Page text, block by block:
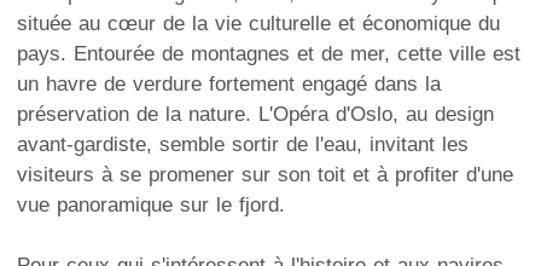
située au cœur de la vie culturelle et économique du
pays. Entourée de montagnes et de mer, cette ville est
un havre de verdure fortement engagé dans la
préservation de la nature. L'Opéra d'Oslo, au design
avant-gardiste, semble sortir de l'eau, invitant les
visiteurs à se promener sur son toit et à profiter d'une
vue panoramique sur le fjord.